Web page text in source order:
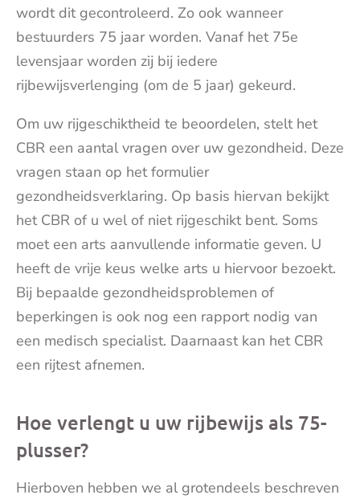
wordt dit gecontroleerd. Zo ook wanneer
bestuurders 75 jaar worden. Vanaf het 75e
levensjaar worden zij bij iedere
rijbewijsverlenging (om de 5 jaar) gekeurd.
Om uw rijgeschiktheid te beoordelen, stelt het
CBR een aantal vragen over uw gezondheid. Deze
vragen staan op het formulier
gezondheidsverklaring. Op basis hiervan bekijkt
het CBR of u wel of niet rijgeschikt bent. Soms
moet een arts aanvullende informatie geven. U
heeft de vrije keus welke arts u hiervoor bezoekt.
Bij bepaalde gezondheidsproblemen of
beperkingen is ook nog een rapport nodig van
een medisch specialist. Daarnaast kan het CBR
een rijtest afnemen.
Hoe verlengt u uw rijbewijs als 75-
plusser?
Hierboven hebben we al grotendeels beschreven